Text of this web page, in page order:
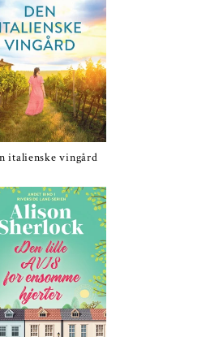
italienske vingård